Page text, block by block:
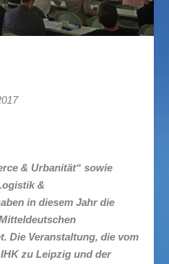
& Urbanität“ sowie
&
in diesem Jahr die
Die Veranstaltung, die vom
zu Leipzig und der